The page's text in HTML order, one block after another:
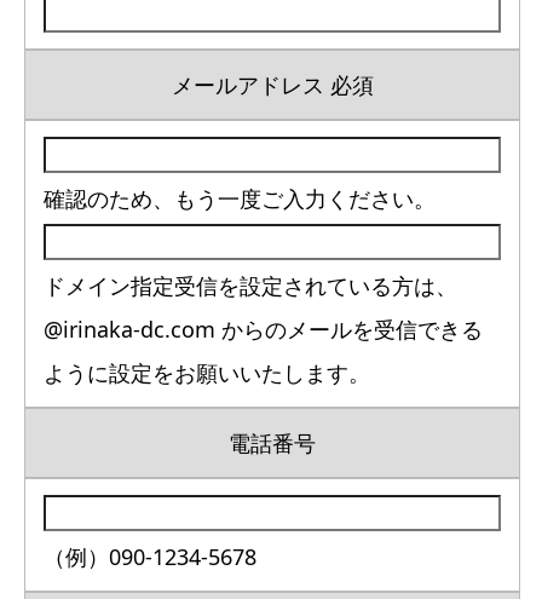
メールアドレス 必須
確認のため、もう一度ご入力ください。
ドメイン指定受信を設定されている方は、
@irinaka-dc.com からのメールを受信できる
ように設定をお願いいたします。
電話番号
（例）090-1234-5678